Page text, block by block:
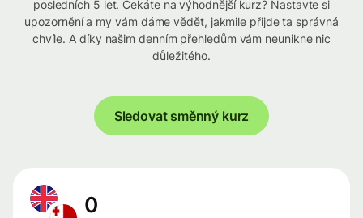
posledních 5 let. Čekáte na výhodnější kurz? Nastavte si
upozornění a my vám dáme vědět, jakmile přijde ta správná
chvíle. A díky našim denním přehledům vám neunikne nic
důležitého.
Sledovat směnný kurz
0